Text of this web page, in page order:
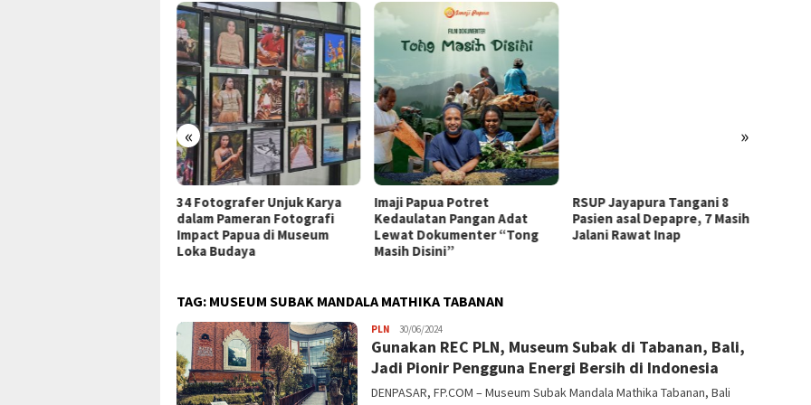
« »
34 Fotografer Unjuk Karya
dalam Pameran Fotografi
Impact Papua di Museum
Loka Budaya
Imaji Papua Potret
Kedaulatan Pangan Adat
Lewat Dokumenter “Tong
Masih Disini”
RSUP Jayapura Tangani 8
Pasien asal Depapre, 7 Masih
Jalani Rawat Inap
TAG: MUSEUM SUBAK MANDALA MATHIKA TABANAN
PLN JPatading
30/06/2024
Gunakan REC PLN, Museum Subak di Tabanan, Bali,
Jadi Pionir Pengguna Energi Bersih di Indonesia
DENPASAR, FP.COM – Museum Subak Mandala Mathika Tabanan, Bali